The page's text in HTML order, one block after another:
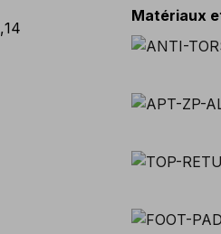
,14
Matériaux